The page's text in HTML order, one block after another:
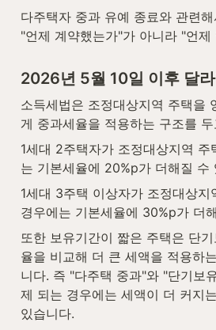
다주택자 중과 유예 종료와 관련
"언제 계약했는가"가 아니라 "언제
2026년 5월 10일 이후 달
소득세법은 조정대상지역 주택을
게 중과세율을 적용하는 구조를
1세대 2주택자가 조정대상지역 주
는 기본세율에 20%p가 더해질 수
1세대 3주택 이상자가 조정대상지
경우에는 기본세율에 30%p가 더
또한 보유기간이 짧은 주택은 단
율을 비교해 더 큰 세액을 적용하
니다. 즉 "다주택 중과"와 "단기보
제 되는 경우에는 세액이 더 커지
있습니다.